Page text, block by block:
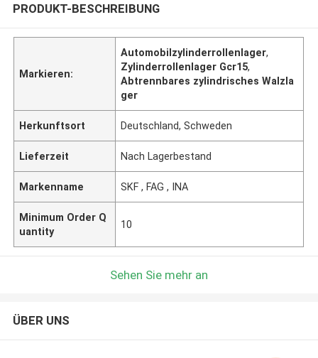
PRODUKT-BESCHREIBUNG
Markieren:
Automobilzylinderrollenlager,
Zylinderrollenlager Gcr15,
Abtrennbares zylindrisches Walzla
ger
Herkunftsort Deutschland, Schweden
Lieferzeit Nach Lagerbestand
Markenname SKF , FAG , INA
Minimum Order Q
uantity
10
Sehen Sie mehr an
ÜBER UNS